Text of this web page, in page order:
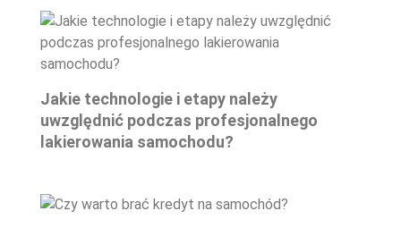
Jakie technologie i etapy należy
uwzględnić podczas profesjonalnego
lakierowania samochodu?